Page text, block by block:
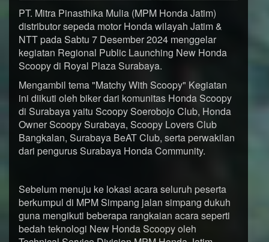
PT. Mitra Pinasthika Mulia (MPM Honda Jatim)
distributor sepeda motor Honda wilayah Jatim &
NTT pada Sabtu 7 Desember 2024 menggelar
kegiatan Regional Public Launching New Honda
Scoopy di Royal Plaza Surabaya.
Mengambil tema "Matchy With Scoopy" Kegiatan
ini diikuti oleh biker dari komunitas Honda Scoopy
di Surabaya yaitu Scoopy Soerobojo Club, Honda
Owner Scoopy Surabaya, Scoopy Lovers Club
Bangkalan, Surabaya BeAT Club, serta perwakilan
dari pengurus Surabaya Honda Community.
Sebelum menuju ke lokasi acara seluruh peserta
berkumpul di MPM Simpang jalan simpang dukuh
guna mengikuti beberapa rangkaian acara seperti
bedah teknologi New Honda Scoopy oleh